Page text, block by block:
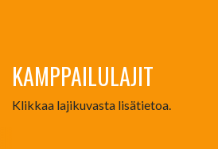
KAMPPAILULAJIT
Klikkaa lajikuvasta lisätietoa.